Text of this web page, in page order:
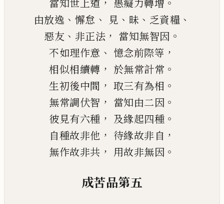
當知世上道 愚癡力轉增
由放逸 、 懈怠 、 見 、 昧 、 乏資糧 、
惡友 、 非正法 ， 當知無智因 。
不如理作意 、 憶念前際等 ，
相似相續轉 ， 於無常計常 。
生初後中間 ， 取三有為相 。
無常調伏智 ， 當知由二因 。
彼見有六種 ， 及緣起四種 。
自種故非他 ， 待緣故非自 ，
無作故非共 ， 用故非無因 。
成苦品第五